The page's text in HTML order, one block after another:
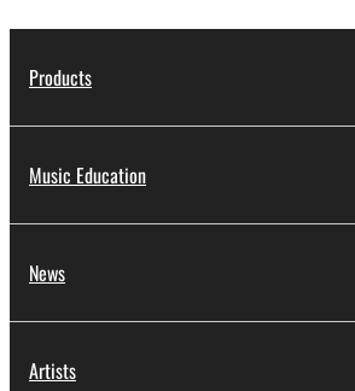
Products
Music Education
News
Artists